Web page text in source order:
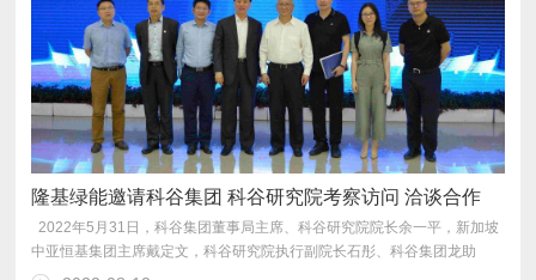
隆基绿能邀请科谷集团 科谷研究院考察访问 洽谈合作